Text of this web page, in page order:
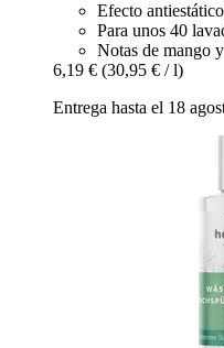
Efecto antiestático
Para unos 40
Notas de mango
6,19 € (30,95 € / l)
Entrega hasta el 18